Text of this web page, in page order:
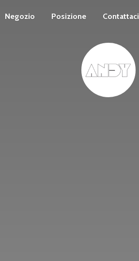
Negozio Posizione Contattaci